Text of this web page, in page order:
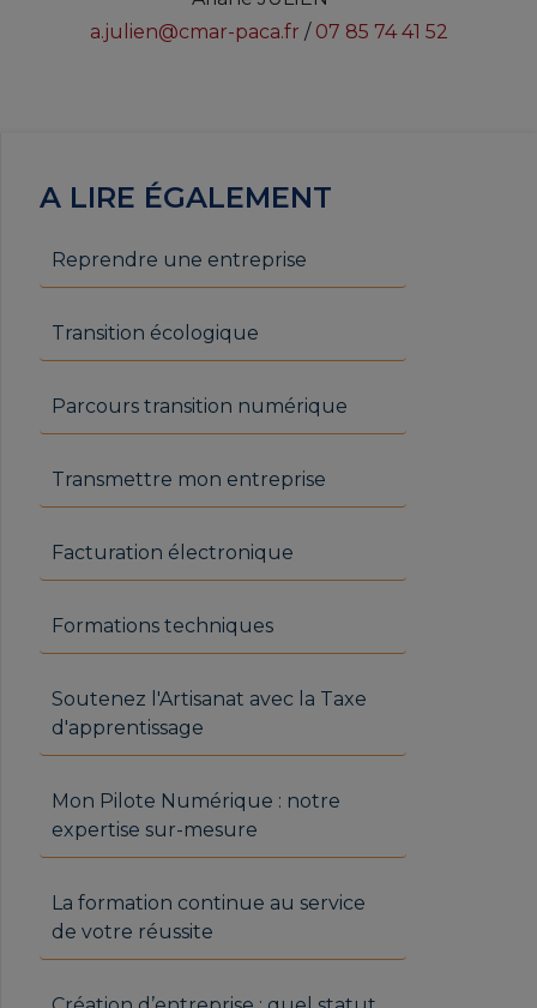
a.julien@cmar-paca.fr / 07 85 74 41 52
A LIRE ÉGALEMENT
Reprendre une entreprise
Transition écologique
Parcours transition numérique
Transmettre mon entreprise
Facturation électronique
Formations techniques
Soutenez l'Artisanat avec la Taxe
d'apprentissage
Mon Pilote Numérique : notre
expertise sur-mesure
La formation continue au service
de votre réussite